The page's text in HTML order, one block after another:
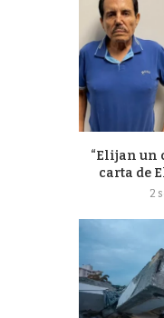
“Elijan un
carta de
2